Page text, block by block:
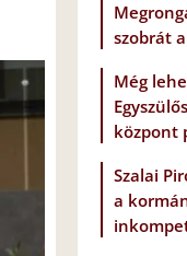
szobrát
Még
központ
Szalai
a